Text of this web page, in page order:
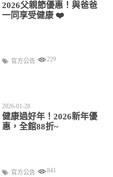
2026父親節優惠！與爸爸
一同享受健康 ❤️
官方公告 229
2026-01-28
健康過好年！2026新年優
惠，全館88折~
官方公告 841